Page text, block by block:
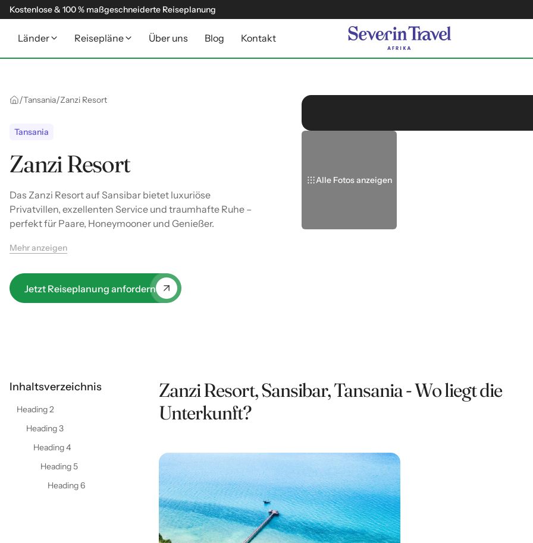
Kostenlose & 100 % maßgeschneiderte Reiseplanung
Länder Reisepläne Über uns Blog Kontakt
/Tansania/Zanzi Resort
Tansania
Zanzi Resort
Das Zanzi Resort auf Sansibar bietet luxuriöse
Privatvillen, exzellenten Service und traumhafte Ruhe –
perfekt für Paare, Honeymooner und Genießer.
Mehr anzeigen
Jetzt Reiseplanung anfordern
Alle Fotos anzeigen
Inhaltsverzeichnis
Heading 2
Heading 3
Heading 4
Heading 5
Heading 6
Zanzi Resort, Sansibar, Tansania - Wo liegt die
Unterkunft?